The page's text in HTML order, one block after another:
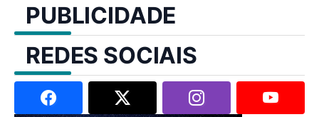
PUBLICIDADE
REDES SOCIAIS